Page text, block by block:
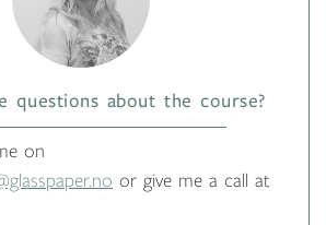
questions about the course?
on
or give me a call at